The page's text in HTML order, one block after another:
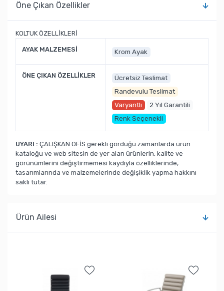
Öne Çıkan Özellikler
KOLTUK ÖZELLİKLERİ
AYAK MALZEMESİ Krom Ayak
ÖNE ÇIKAN ÖZELLİKLER
Ücretsiz Teslimat
Randevulu Teslimat
Varyantlı
2 Yıl Garantili
Renk Seçenekli
UYARI : ÇALIŞKAN OFİS gerekli gördüğü zamanlarda ürün
kataloğu ve web sitesin de yer alan ürünlerin, kalite ve
görünümlerini değiştirmemesi kaydıyla özelliklerinde,
tasarımlarında ve malzemelerinde değişiklik yapma hakkını
saklı tutar.
Ürün Ailesi